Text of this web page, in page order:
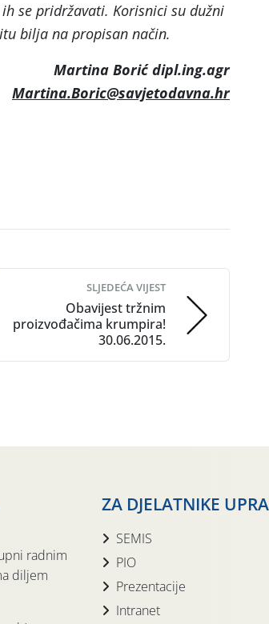
se pridržavati. Korisnici su dužni
bilja na propisan način.
Martina Borić dipl.ing.agr
Martina.Boric@savjetodavna.hr
SLJEDEĆA VIJEST
Obavijest tržnim
proizvođačima krumpira!
30.06.2015.
radnim
diljem
ZA DJELATNIKE
SEMIS
PIO
Prezentacije
Intranet